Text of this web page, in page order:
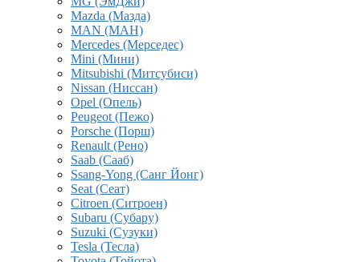
Mazda (Мазда)
MAN (МАН)
Mercedes (Мерседес)
Mini (Мини)
Mitsubishi (Митсубиси)
Nissan (Ниссан)
Opel (Опель)
Peugeot (Пежо)
Porsche (Порш)
Renault (Рено)
Saab (Сааб)
Ssang-Yong (Санг Йонг)
Seat (Сеат)
Citroen (Ситроен)
Subaru (Субару)
Suzuki (Сузуки)
Tesla (Тесла)